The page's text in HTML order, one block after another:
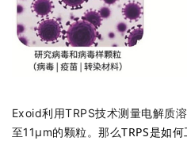
Exoid利用TRPS技术测量电解质
至11μm的颗粒。那么TRPS是如